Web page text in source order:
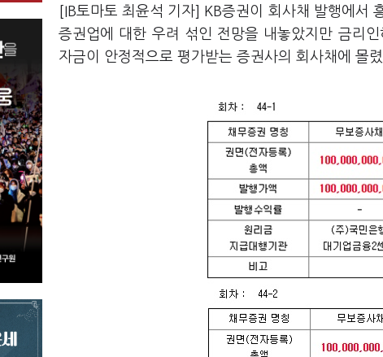
[IB토마토 최윤석 기자] KB증권이 회사채 발행에서
증권업에 대한 우려 섞인 전망을 내놓았지만 금리
자금이 안정적으로 평가받는 증권사의 회사채에 몰